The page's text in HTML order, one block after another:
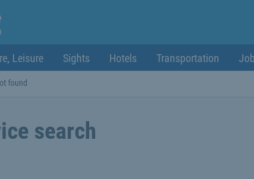
Leisure Sights Hotels Transportation
found
search